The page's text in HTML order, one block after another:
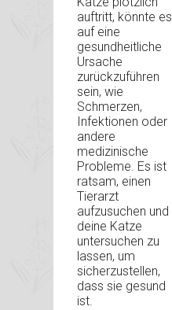
auftritt, könnte es
auf eine
gesundheitliche
Ursache
zurückzuführen
sein, wie
Schmerzen,
Infektionen oder
andere
medizinische
Probleme. Es ist
ratsam, einen
Tierarzt
aufzusuchen und
deine Katze
untersuchen zu
lassen, um
sicherzustellen,
dass sie gesund
ist.